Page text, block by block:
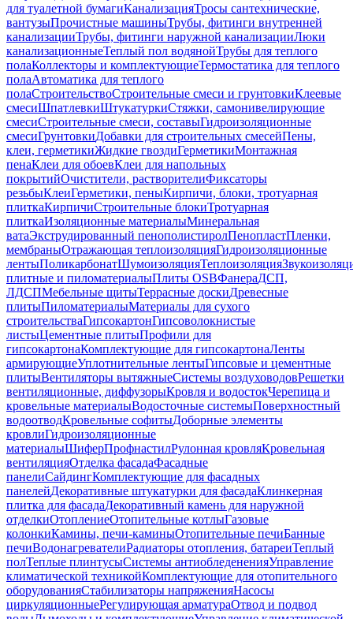
для туалетной бумагиКанализацияТросы сантехнические,
вантузыПрочистные машиныТрубы, фитинги внутренней
канализацииТрубы, фитинги наружной канализацииЛюки
канализационныеТеплый пол водянойТрубы для теплого
полаКоллекторы и комплектующиеТермостатика для теплого
полаАвтоматика для теплого
полаСтроительствоСтроительные смеси и грунтовкиКлеевые
смесиШпатлевкиШтукатуркиСтяжки, самонивелирующие
смесиСтроительные смеси, составыГидроизоляционные
смесиГрунтовкиДобавки для строительных смесейПены,
клеи, герметикиЖидкие гвоздиГерметикиМонтажная
пенаКлеи для обоевКлеи для напольных
покрытийОчистители, растворителиФиксаторы
резьбыКлеиГерметики, пеныКирпичи, блоки, тротуарная
плиткаКирпичиСтроительные блокиТротуарная
плиткаИзоляционные материалыМинеральная
ватаЭкструдированный пенополистиролПенопластПленки,
мембраныОтражающая теплоизоляцияГидроизоляционные
лентыПоликарбонатШумоизоляцияТеплоизоляция
плитные и пиломатериалыПлиты OSBФанераДСП,
ЛДСПМебельные щитыТеррасные доскиДревесные
плитыПиломатериалыМатериалы для сухого
строительстваГипсокартонГипсоволокнистые
листыЦементные плитыПрофили для
гипсокартонаКомплектующие для гипсокартонаЛенты
армирующиеУплотнительные лентыГипсовые и цементные
плитыВентиляторы вытяжныеСистемы воздуховодовРешетки
вентиляционные, диффузорыКровля и водостокЧерепица и
кровельные материалыВодосточные системыПоверхностный
водоотводКровельные софитыДоборные элементы
кровлиГидроизоляционные
материалыШиферПрофнастилРулонная кровляКровельная
вентиляцияОтделка фасадаФасадные
панелиСайдингКомплектующие для фасадных
панелейДекоративные штукатурки для фасадаКлинкерная
плитка для фасадаДекоративный камень для наружной
отделкиОтоплениеОтопительные котлыГазовые
колонкиКамины, печи-каминыОтопительные печиБанные
печиВодонагревателиРадиаторы отопления, батареиТеплый
полТеплые плинтусыСистемы антиобледененияУправление
климатической техникойКомплектующие для отопительного
оборудованияСтабилизаторы напряженияНасосы
циркуляционныеРегулирующая арматураОтвод и подвод